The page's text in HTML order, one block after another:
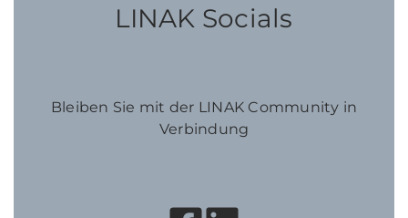
LINAK Socials
Bleiben Sie mit der LINAK Community in
Verbindung